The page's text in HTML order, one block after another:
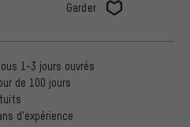
Garder
1-3 jours ouvrés
de 100 jours
d'expérience